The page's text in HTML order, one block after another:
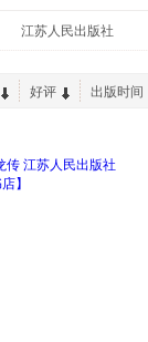
江苏人民出版社
好评 出版时间